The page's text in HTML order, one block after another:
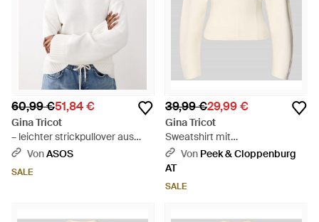
60,99 €51,84 €
Gina Tricot
– leichter strickpullover aus
reiner baumwolle - Weiß
VonASOS
SALE
39,99 €29,99 €
Gina Tricot
Sweatshirt mit
Rundhalsausschnitt - Natur
Von Peek & Cloppenburg
AT
SALE